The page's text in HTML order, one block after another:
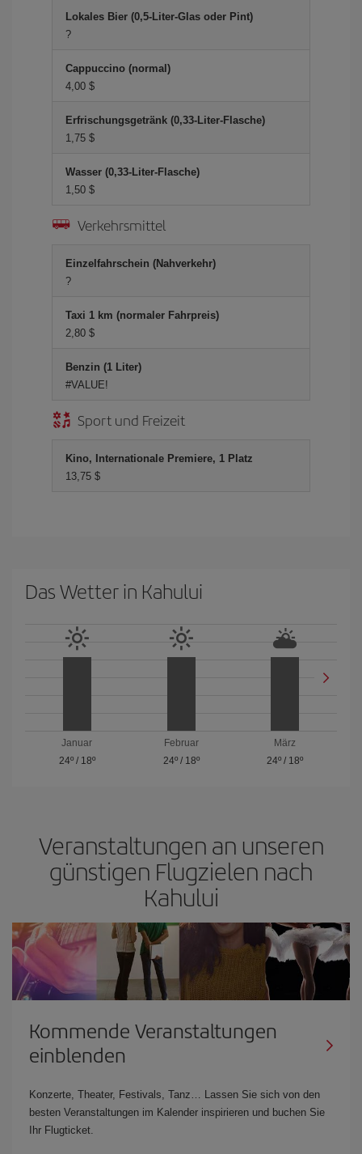
Lokales Bier (0,5-Liter-Glas oder Pint)
?
Cappuccino (normal)
4,00 $
Erfrischungsgetränk (0,33-Liter-Flasche)
1,75 $
Wasser (0,33-Liter-Flasche)
1,50 $
Verkehrsmittel
Einzelfahrschein (Nahverkehr)
?
Taxi 1 km (normaler Fahrpreis)
2,80 $
Benzin (1 Liter)
#VALUE!
Sport und Freizeit
Kino, Internationale Premiere, 1 Platz
13,75 $
Das Wetter in Kahului
Januar
24º/ 18º
Februar
24º/ 18º
März
24º / 18º
Veranstaltungen an unseren
günstigen Flugzielen nach
Kahului
Kommende Veranstaltungen
einblenden
Konzerte, Theater, Festivals, Tanz… Lassen Sie sich von den
besten Veranstaltungen im Kalender inspirieren und buchen Sie
Ihr Flugticket.